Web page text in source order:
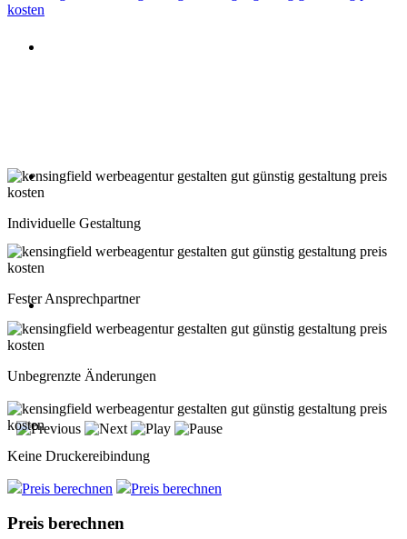
Beratung oder Rückruf anfordern
Schweiz: 043 508 66 63
Montag-Freitag 10:00-18:00 Uhr
Beratung oder Rückruf anfordern
Montag-Freitag 10:00-18:00 Uhr
Individuelle Gestaltung
Fester Ansprechpartner
Unbegrenzte Änderungen
Keine Druckereibindung
Preis berechnen Preis berechnen
Preis berechnen